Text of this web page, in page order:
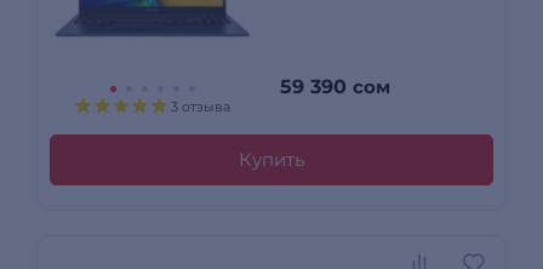
3 отзыва
59 390 сом
Купить